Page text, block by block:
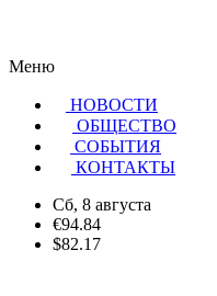
Меню
НОВОСТИ
ОБЩЕСТВО
CОБЫТИЯ
КОНТАКТЫ
Сб, 8 августа
€94.84
$82.17